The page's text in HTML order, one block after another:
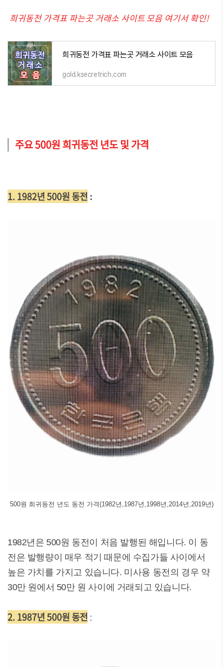
희귀동전 가격표 파는곳 거래소 사이트 모음 여기서 확인!
희귀동전 가격표 파는곳 거래소 사이트 모음
gold.ksecretrich.com
주요 500원 희귀동전 년도 및 가격
1. 1982년 500원 동전:
500원 희귀동전 년도 동전 가격(1982년,1987년,1998년,2014년,2019년)
1982년은 500원 동전이 처음 발행된 해입니다. 이 동
전은 발행량이 매우 적기 때문에 수집가들 사이에서
높은 가치를 가지고 있습니다. 미사용 동전의 경우 약
30만 원에서 50만 원 사이에 거래되고 있습니다.
2. 1987년 500원 동전: